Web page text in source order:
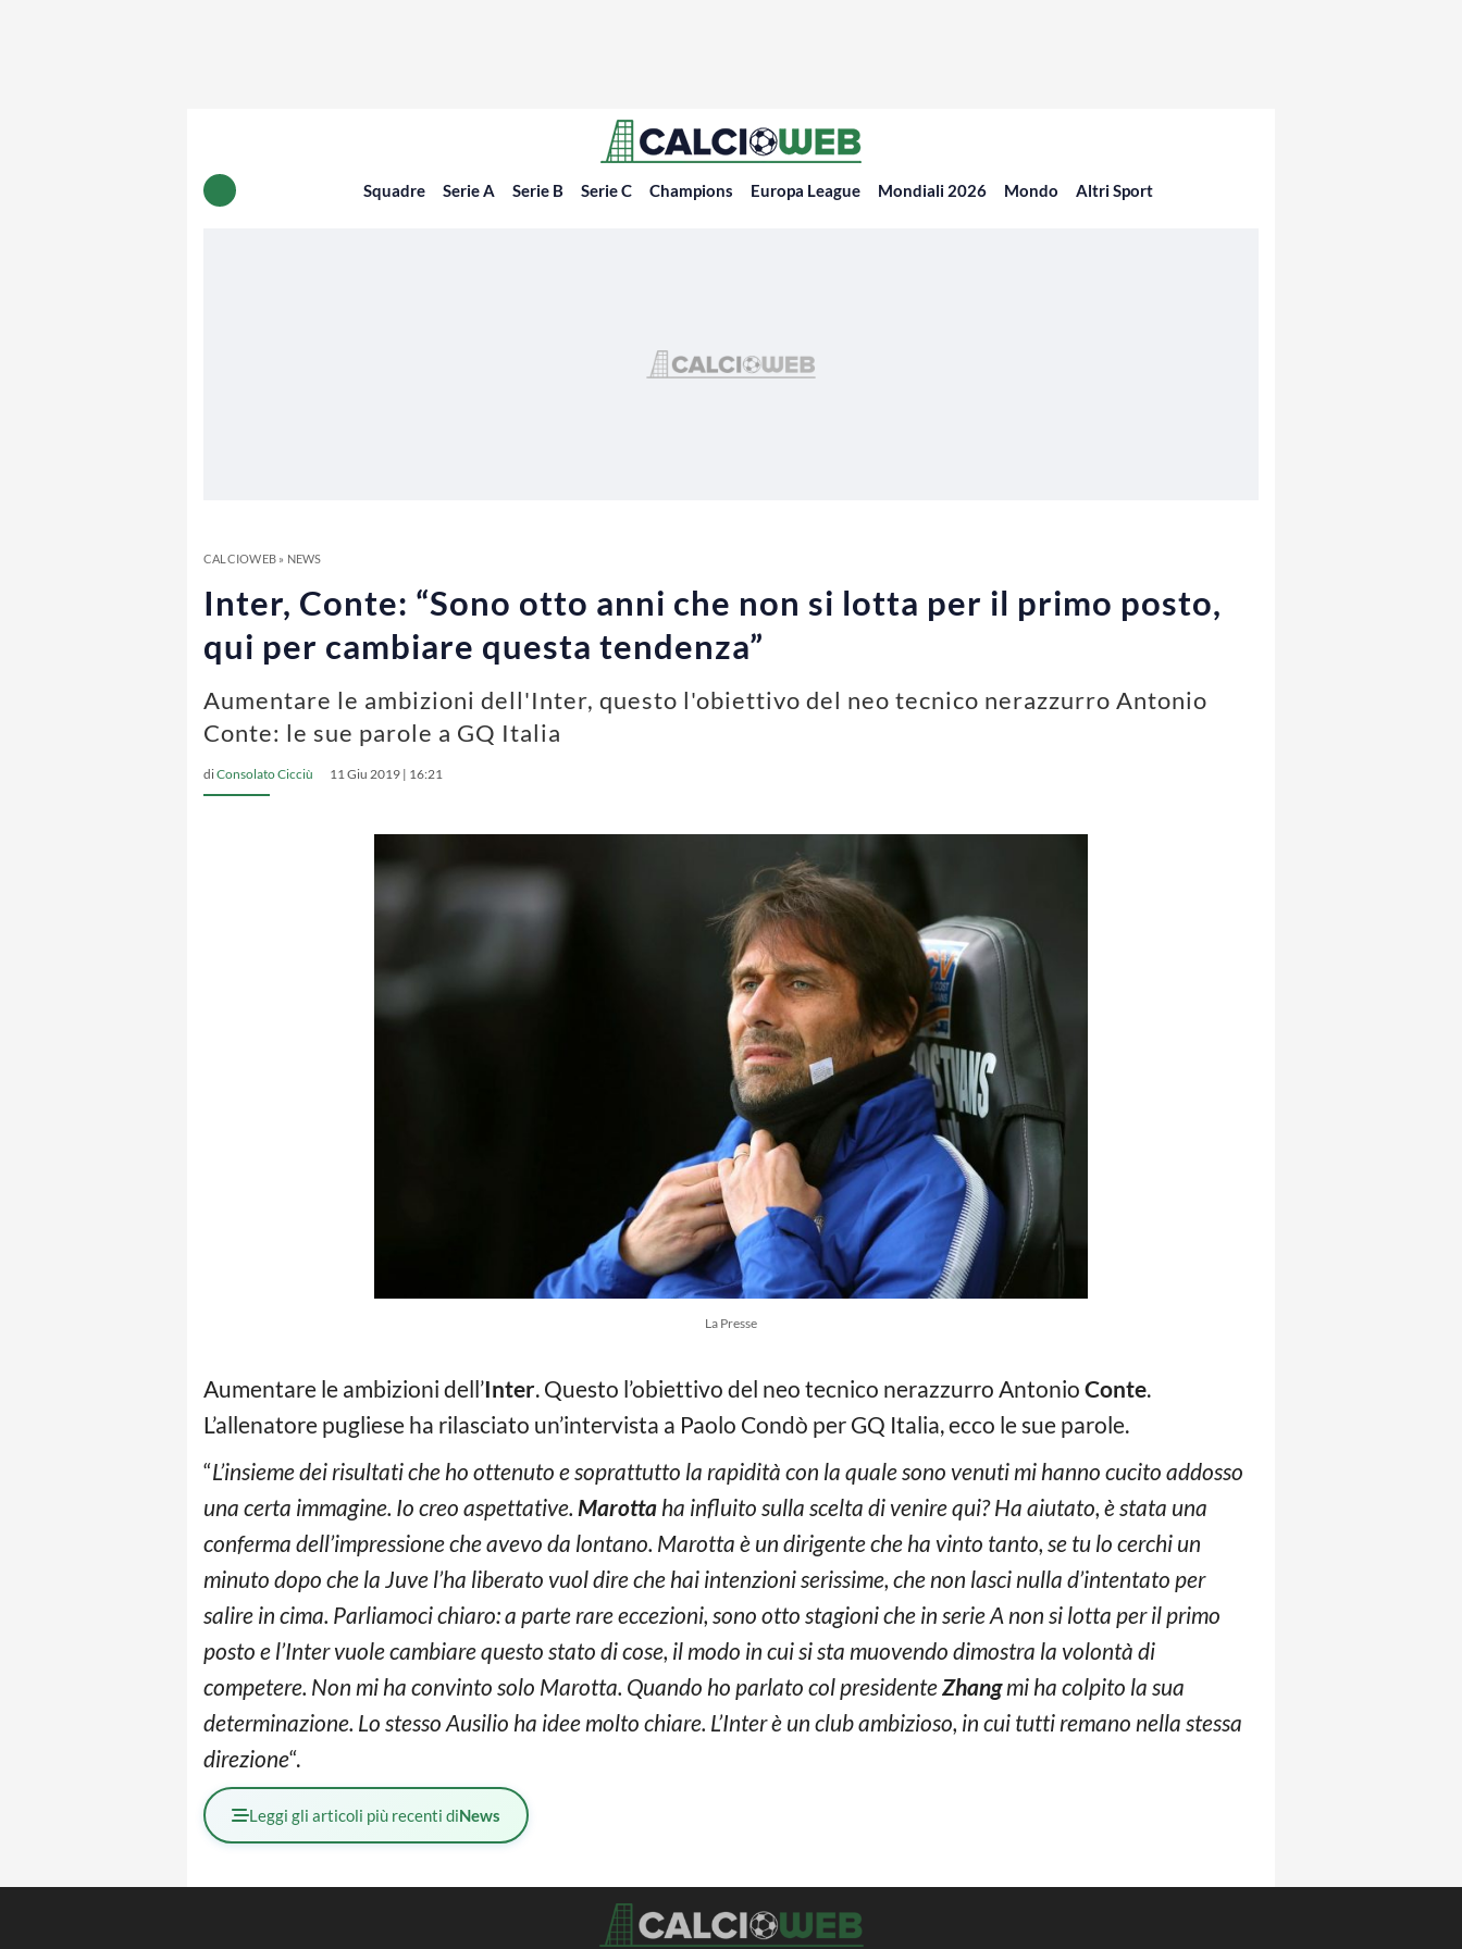
Squadre Serie A Serie B Serie C Champions Europa League Mondiali 2026 Mondo Altri Sport
CALCIOWEB» NEWS
Inter, Conte: “Sono otto anni che non si lotta per il primo posto,
qui per cambiare questa tendenza”
Aumentare le ambizioni dell'Inter, questo l'obiettivo del neo tecnico nerazzurro Antonio
Conte: le sue parole a GQ Italia
diConsolato Cicciù 11 Giu 2019 | 16:21
La Presse
Aumentare le ambizioni dell’Inter. Questo l’obiettivo del neo tecnico nerazzurro Antonio Conte.
L’allenatore pugliese ha rilasciato un’intervista a Paolo Condò per GQ Italia, ecco le sue parole.
“L’insieme dei risultati che ho ottenuto e soprattutto la rapidità con la quale sono venuti mi hanno cucito addosso
una certa immagine. Io creo aspettative. Marotta ha influito sulla scelta di venire qui? Ha aiutato, è stata una
conferma dell’impressione che avevo da lontano. Marotta è un dirigente che ha vinto tanto, se tu lo cerchi un
minuto dopo che la Juve l’ha liberato vuol dire che hai intenzioni serissime, che non lasci nulla d’intentato per
salire in cima. Parliamoci chiaro: a parte rare eccezioni, sono otto stagioni che in serie A non si lotta per il primo
posto e l’Inter vuole cambiare questo stato di cose, il modo in cui si sta muovendo dimostra la volontà di
competere. Non mi ha convinto solo Marotta. Quando ho parlato col presidenteZhangmi ha colpito la sua
determinazione. Lo stesso Ausilio ha idee molto chiare. L’Inter è un club ambizioso, in cui tutti remano nella stessa
direzione“.
Leggi gli articoli più recenti diNews